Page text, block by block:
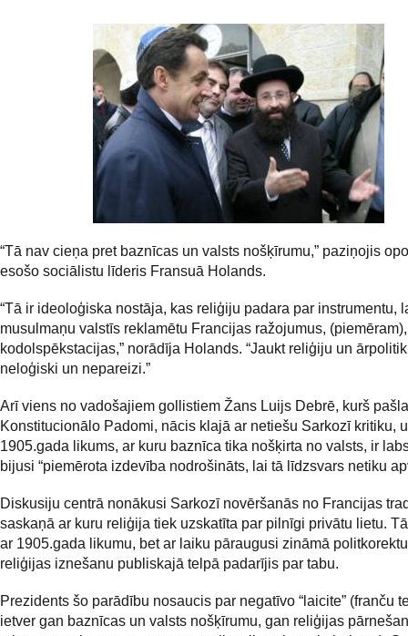
“Tā nav cieņa pret baznīcas un valsts nošķīrumu,” paziņojis
esošo sociālistu līderis Fransuā Holands.
“Tā ir ideoloģiska nostāja, kas reliģiju padara par instrumentu,
musulmaņu valstīs reklamētu Francijas ražojumus,
kodolspēkstacijas,” norādīja Holands. “Jaukt reliģiju un
neloģiski un nepareizi.”
Arī viens no vadošajiem gollistiem Žans Luijs Debrē, kurš
Konstitucionālo Padomi, nācis klajā ar netiešu Sarkozī kritiku,
1905.gada likums, ar kuru baznīca tika nošķirta no valsts, ir
bijusi “piemērota izdevība nodrošināts, lai tā līdzsvars netiku
Diskusiju centrā nonākusi Sarkozī novēršanās no Francijas
saskaņā ar kuru reliģija tiek uzskatīta par pilnīgi privātu lietu.
ar 1905.gada likumu, bet ar laiku pāraugusi zināmā
reliģijas iznešanu publiskajā telpā padarījis par tabu.
Prezidents šo parādību nosaucis par negatīvo “laicite” (franču
ietver gan baznīcas un valsts nošķīrumu, gan reliģijas